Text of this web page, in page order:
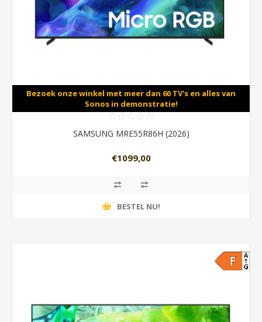
Bezoek onze winkel met meer dan 60 TV's en alles van
Sonos in demonstratie!
SAMSUNG MRE55R86H (2026)
€1099,00
BESTEL NU!